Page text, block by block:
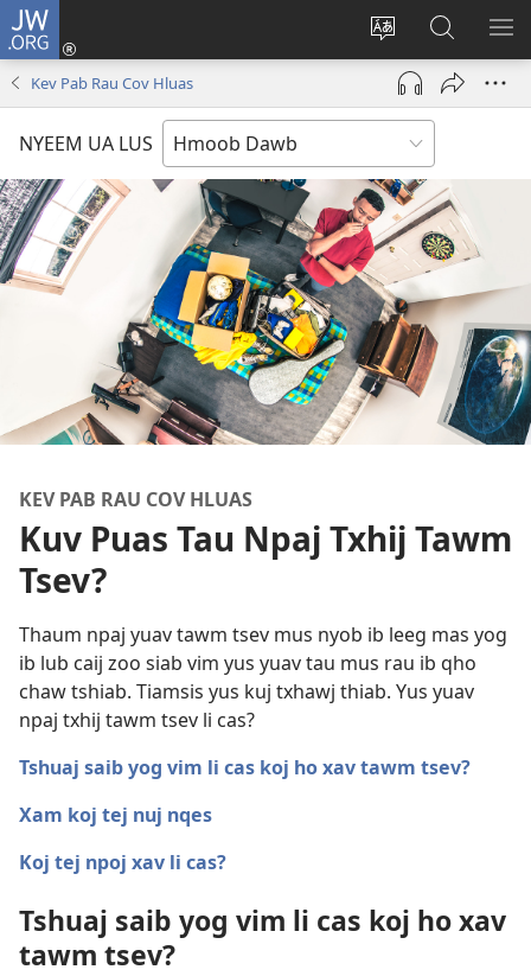
JW.ORG
Hloov
lub
vej
xaij
lwm
yam
lus
Txuas
Ntxiv
(opens
window)
Nrhiav
Hauv
JW.ORG
Kev Pab Rau Cov Hluas
NYEEM UA LUS
KEV PAB RAU COV HLUAS
Kuv Puas Tau Npaj Txhij Tawm
Tsev?
Thaum npaj yuav tawm tsev mus nyob ib leeg mas yog
ib lub caij zoo siab vim yus yuav tau mus rau ib qho
chaw tshiab. Tiamsis yus kuj txhawj thiab. Yus yuav
npaj txhij tawm tsev li cas?
Tshuaj saib yog vim li cas koj ho xav tawm tsev?
Xam koj tej nuj nqes
Koj tej npoj xav li cas?
Tshuaj saib yog vim li cas koj ho xav
tawm tsev?